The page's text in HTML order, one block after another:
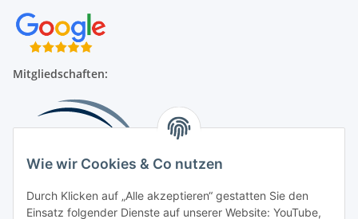
Wie wir Cookies & Co nutzen
Durch Klicken auf „Alle akzeptieren“ gestatten Sie den
Einsatz folgender Dienste auf unserer Website: YouTube,
Mitgliedschaften: